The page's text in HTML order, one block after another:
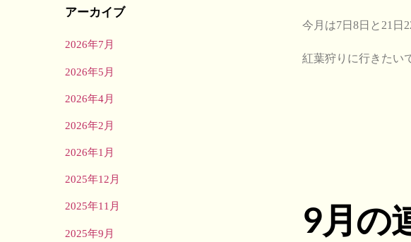
今月は7日8日と21日
紅葉狩りに行きたい
9月の
アーカイブ
2026年7月
2026年5月
2026年4月
2026年2月
2026年1月
2025年12月
2025年11月
2025年9月